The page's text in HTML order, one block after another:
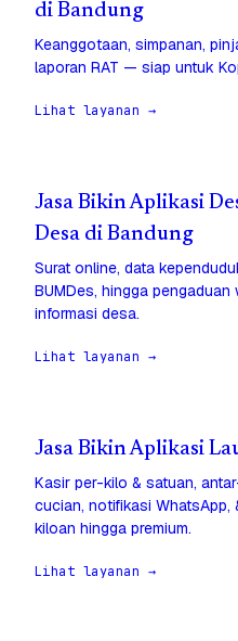
di Bandung
Keanggotaan, simpanan,
laporan RAT — siap untuk
Lihat layanan →
Jasa Bikin Aplikasi
Desa di Bandung
Surat online, data
BUMDes, hingga
informasi desa.
Lihat layanan →
Jasa Bikin Aplikasi
Kasir per-kilo & satuan,
cucian, notifikasi
kiloan hingga premium.
Lihat layanan →